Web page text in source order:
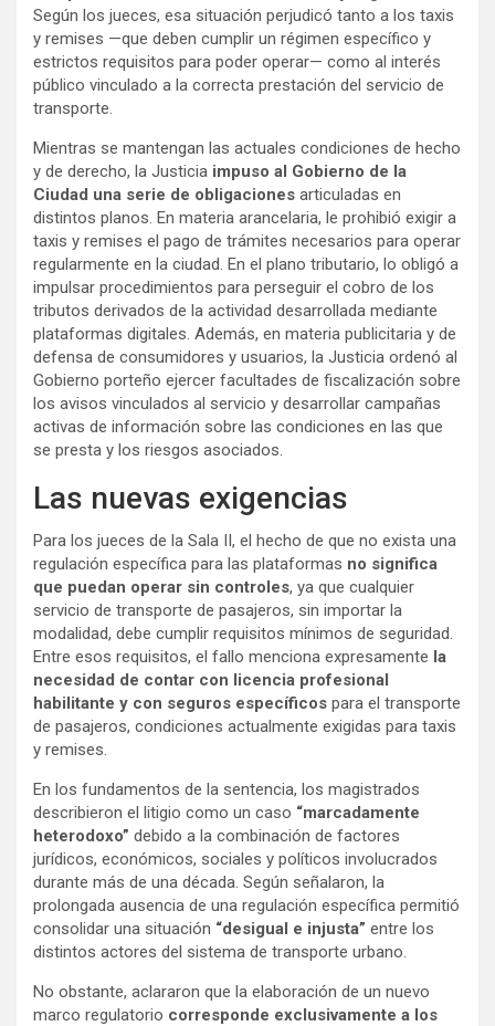
Según los jueces, esa situación perjudicó tanto a los taxis
y remises —que deben cumplir un régimen específico y
estrictos requisitos para poder operar— como al interés
público vinculado a la correcta prestación del servicio de
transporte.
Mientras se mantengan las actuales condiciones de hecho
y de derecho, la Justicia impuso al Gobierno de la
Ciudad una serie de obligaciones articuladas en
distintos planos. En materia arancelaria, le prohibió exigir a
taxis y remises el pago de trámites necesarios para operar
regularmente en la ciudad. En el plano tributario, lo obligó a
impulsar procedimientos para perseguir el cobro de los
tributos derivados de la actividad desarrollada mediante
plataformas digitales. Además, en materia publicitaria y de
defensa de consumidores y usuarios, la Justicia ordenó al
Gobierno porteño ejercer facultades de fiscalización sobre
los avisos vinculados al servicio y desarrollar campañas
activas de información sobre las condiciones en las que
se presta y los riesgos asociados.
Las nuevas exigencias
Para los jueces de la Sala II, el hecho de que no exista una
regulación específica para las plataformas no significa
que puedan operar sin controles, ya que cualquier
servicio de transporte de pasajeros, sin importar la
modalidad, debe cumplir requisitos mínimos de seguridad.
Entre esos requisitos, el fallo menciona expresamente la
necesidad de contar con licencia profesional
habilitante y con seguros específicos para el transporte
de pasajeros, condiciones actualmente exigidas para taxis
y remises.
En los fundamentos de la sentencia, los magistrados
describieron el litigio como un caso “marcadamente
heterodoxo” debido a la combinación de factores
jurídicos, económicos, sociales y políticos involucrados
durante más de una década. Según señalaron, la
prolongada ausencia de una regulación específica permitió
consolidar una situación “desigual e injusta” entre los
distintos actores del sistema de transporte urbano.
No obstante, aclararon que la elaboración de un nuevo
marco regulatorio corresponde exclusivamente a los